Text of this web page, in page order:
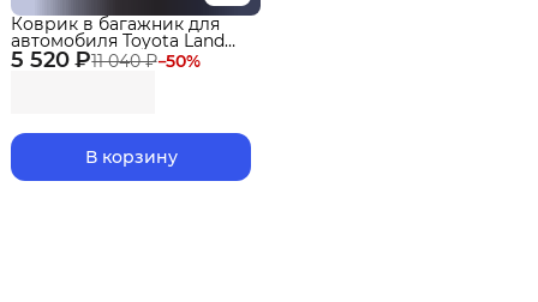
5 520 ₽11 040 ₽−50%
Коврик в багажник для
автомобиля Toyota Land
Cruiser Prado 250 (2023-)
сложен.3 ряд.EVA 3D
В корзину